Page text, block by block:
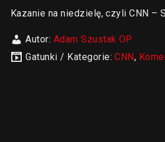
Kazanie na niedzielę, czyli CNN –
Autor: Adam Szustak OP
Gatunki / Kategorie:CNN,